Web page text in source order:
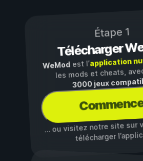
Étape 1
Télécharger
WeModest l’application
les mods et cheats,
3000 jeux
… ou visitez notre site sur
télécharger